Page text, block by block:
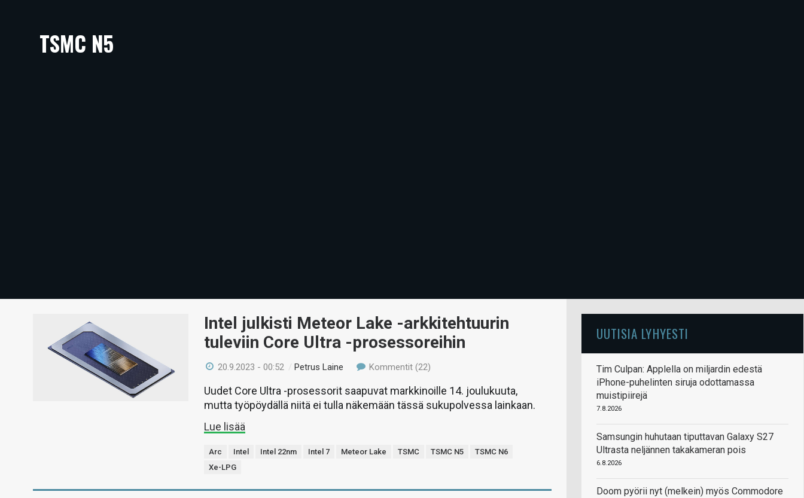
TSMC N5
Intel julkisti Meteor Lake -arkkitehtuurin
tuleviin Core Ultra -prosessoreihin
20.9.2023 - 00:52 /Petrus Laine Kommentit (22)
Uudet Core Ultra -prosessorit saapuvat markkinoille 14. joulukuuta,
mutta työpöydällä niitä ei tulla näkemään tässä sukupolvessa lainkaan.
Lue lisää
Arc Intel Intel 22nm Intel 7 Meteor Lake TSMC TSMC N5
TSMC N6
Xe-LPG
UUTISIA LYHYESTI
Tim Culpan: Applella on miljardin edestä
iPhone-puhelinten siruja odottamassa
muistipiirejä
7.8.2026
Samsungin huhutaan tiputtavan Galaxy S27
Ultrasta neljännen takakameran pois
6.8.2026
Doom pyörii nyt (melkein) myös Commodore